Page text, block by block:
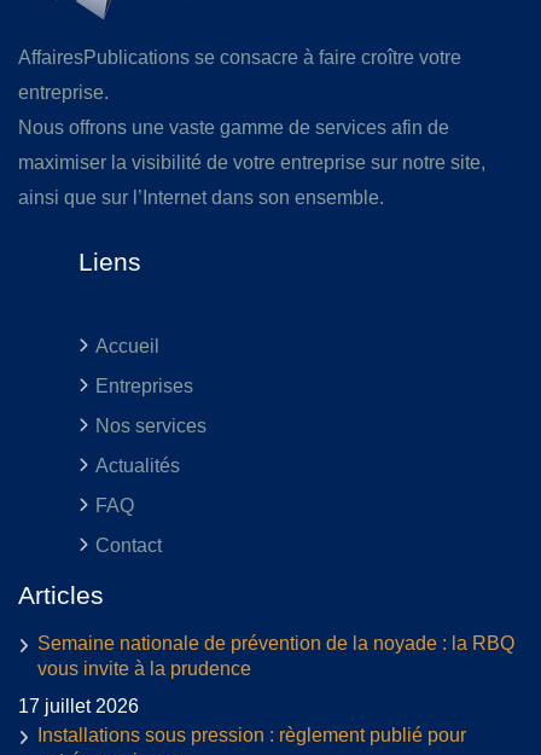
AffairesPublications se consacre à faire croître votre
entreprise.
Nous offrons une vaste gamme de services afin de
maximiser la visibilité de votre entreprise sur notre site,
ainsi que sur l’Internet dans son ensemble.
Liens
Accueil
Entreprises
Nos services
Actualités
FAQ
Contact
Articles
Semaine nationale de prévention de la noyade : la RBQ
vous invite à la prudence
17 juillet 2026
Installations sous pression : règlement publié pour